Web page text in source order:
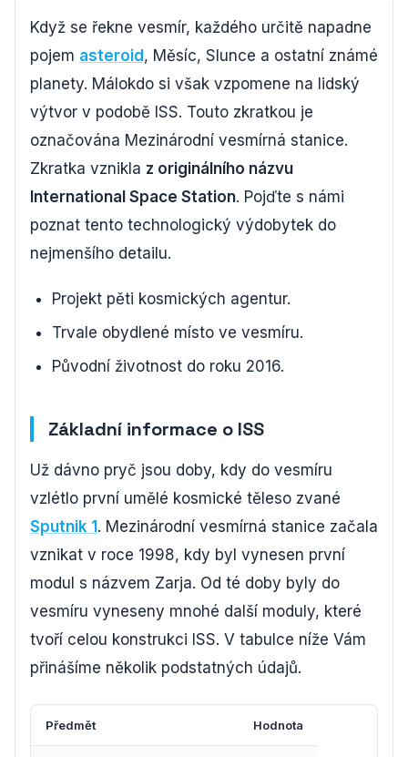
Když se řekne vesmír, každého určitě napadne
pojem asteroid, Měsíc, Slunce a ostatní známé
planety. Málokdo si však vzpomene na lidský
výtvor v podobě ISS. Touto zkratkou je
označována Mezinárodní vesmírná stanice.
Zkratka vznikla z originálního názvu
International Space Station. Pojďte s námi
poznat tento technologický výdobytek do
nejmenšího detailu.
Projekt pěti kosmických agentur.
Trvale obydlené místo ve vesmíru.
Původní životnost do roku 2016.
Základní informace o ISS
Už dávno pryč jsou doby, kdy do vesmíru
vzlétlo první umělé kosmické těleso zvané
Sputnik 1. Mezinárodní vesmírná stanice začala
vznikat v roce 1998, kdy byl vynesen první
modul s názvem Zarja. Od té doby byly do
vesmíru vyneseny mnohé další moduly, které
tvoří celou konstrukci ISS. V tabulce níže Vám
přinášíme několik podstatných údajů.
Předmět Hodnota